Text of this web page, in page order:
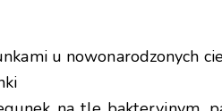
u nowonarodzonych